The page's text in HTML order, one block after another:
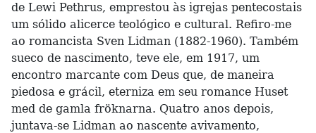
de Lewi Pethrus, emprestou às igrejas pentecostais
um sólido alicerce teológico e cultural. Refiro-me
ao romancista Sven Lidman (1882-1960). Também
sueco de nascimento, teve ele, em 1917, um
encontro marcante com Deus que, de maneira
piedosa e grácil, eterniza em seu romance Huset
med de gamla fröknarna. Quatro anos depois,
juntava-se Lidman ao nascente avivamento,